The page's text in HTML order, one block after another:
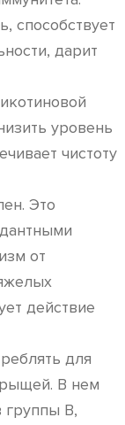
способствует
дарит
уровень
чистоту
Это
от
действие
для
В нем
группы B,